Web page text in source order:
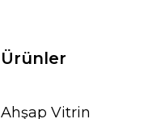
Ürünler
Ahşap Vitrin